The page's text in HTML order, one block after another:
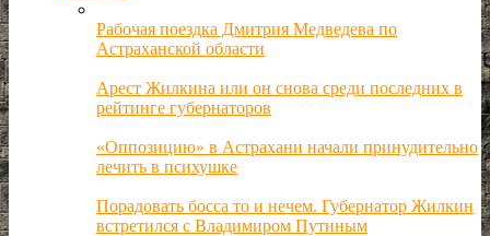
Рабочая поездка Дмитрия Медведева по
Астраханской области
Арест Жилкина или он снова среди последних в
рейтинге губернаторов
«Оппозицию» в Астрахани начали принудительно
лечить в психушке
Порадовать босса то и нечем. Губернатор Жилкин
встретился с Владимиром Путиным